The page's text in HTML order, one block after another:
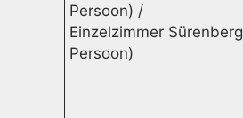
Persoon) /
Einzelzimmer
Persoon)